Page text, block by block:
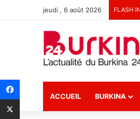
jeudi , 6 août 2026 FLASH
ACCUEIL BURKINA